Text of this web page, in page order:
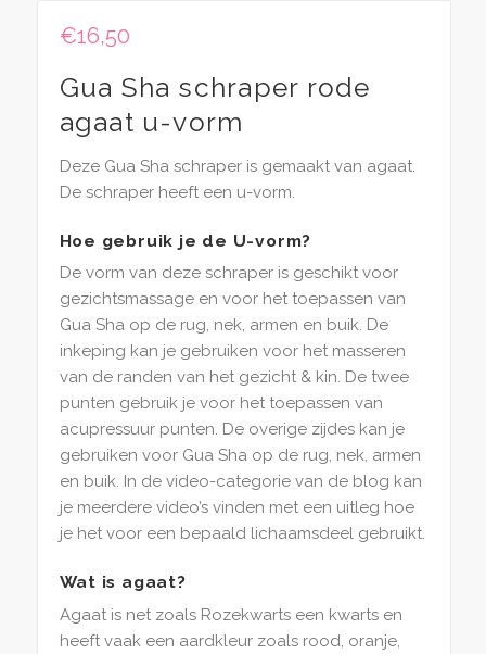
€16,50
Gua Sha schraper rode
agaat u-vorm
Deze Gua Sha schraper is gemaakt van agaat.
De schraper heeft een u-vorm.
Hoe gebruik je de U-vorm?
De vorm van deze schraper is geschikt voor
gezichtsmassage en voor het toepassen van
Gua Sha op de rug, nek, armen en buik. De
inkeping kan je gebruiken voor het masseren
van de randen van het gezicht & kin. De twee
punten gebruik je voor het toepassen van
acupressuur punten. De overige zijdes kan je
gebruiken voor Gua Sha op de rug, nek, armen
en buik. In de video-categorie van de blog kan
je meerdere video’s vinden met een uitleg hoe
je het voor een bepaald lichaamsdeel gebruikt.
Wat is agaat?
Agaat is net zoals Rozekwarts een kwarts en
heeft vaak een aardkleur zoals rood, oranje,